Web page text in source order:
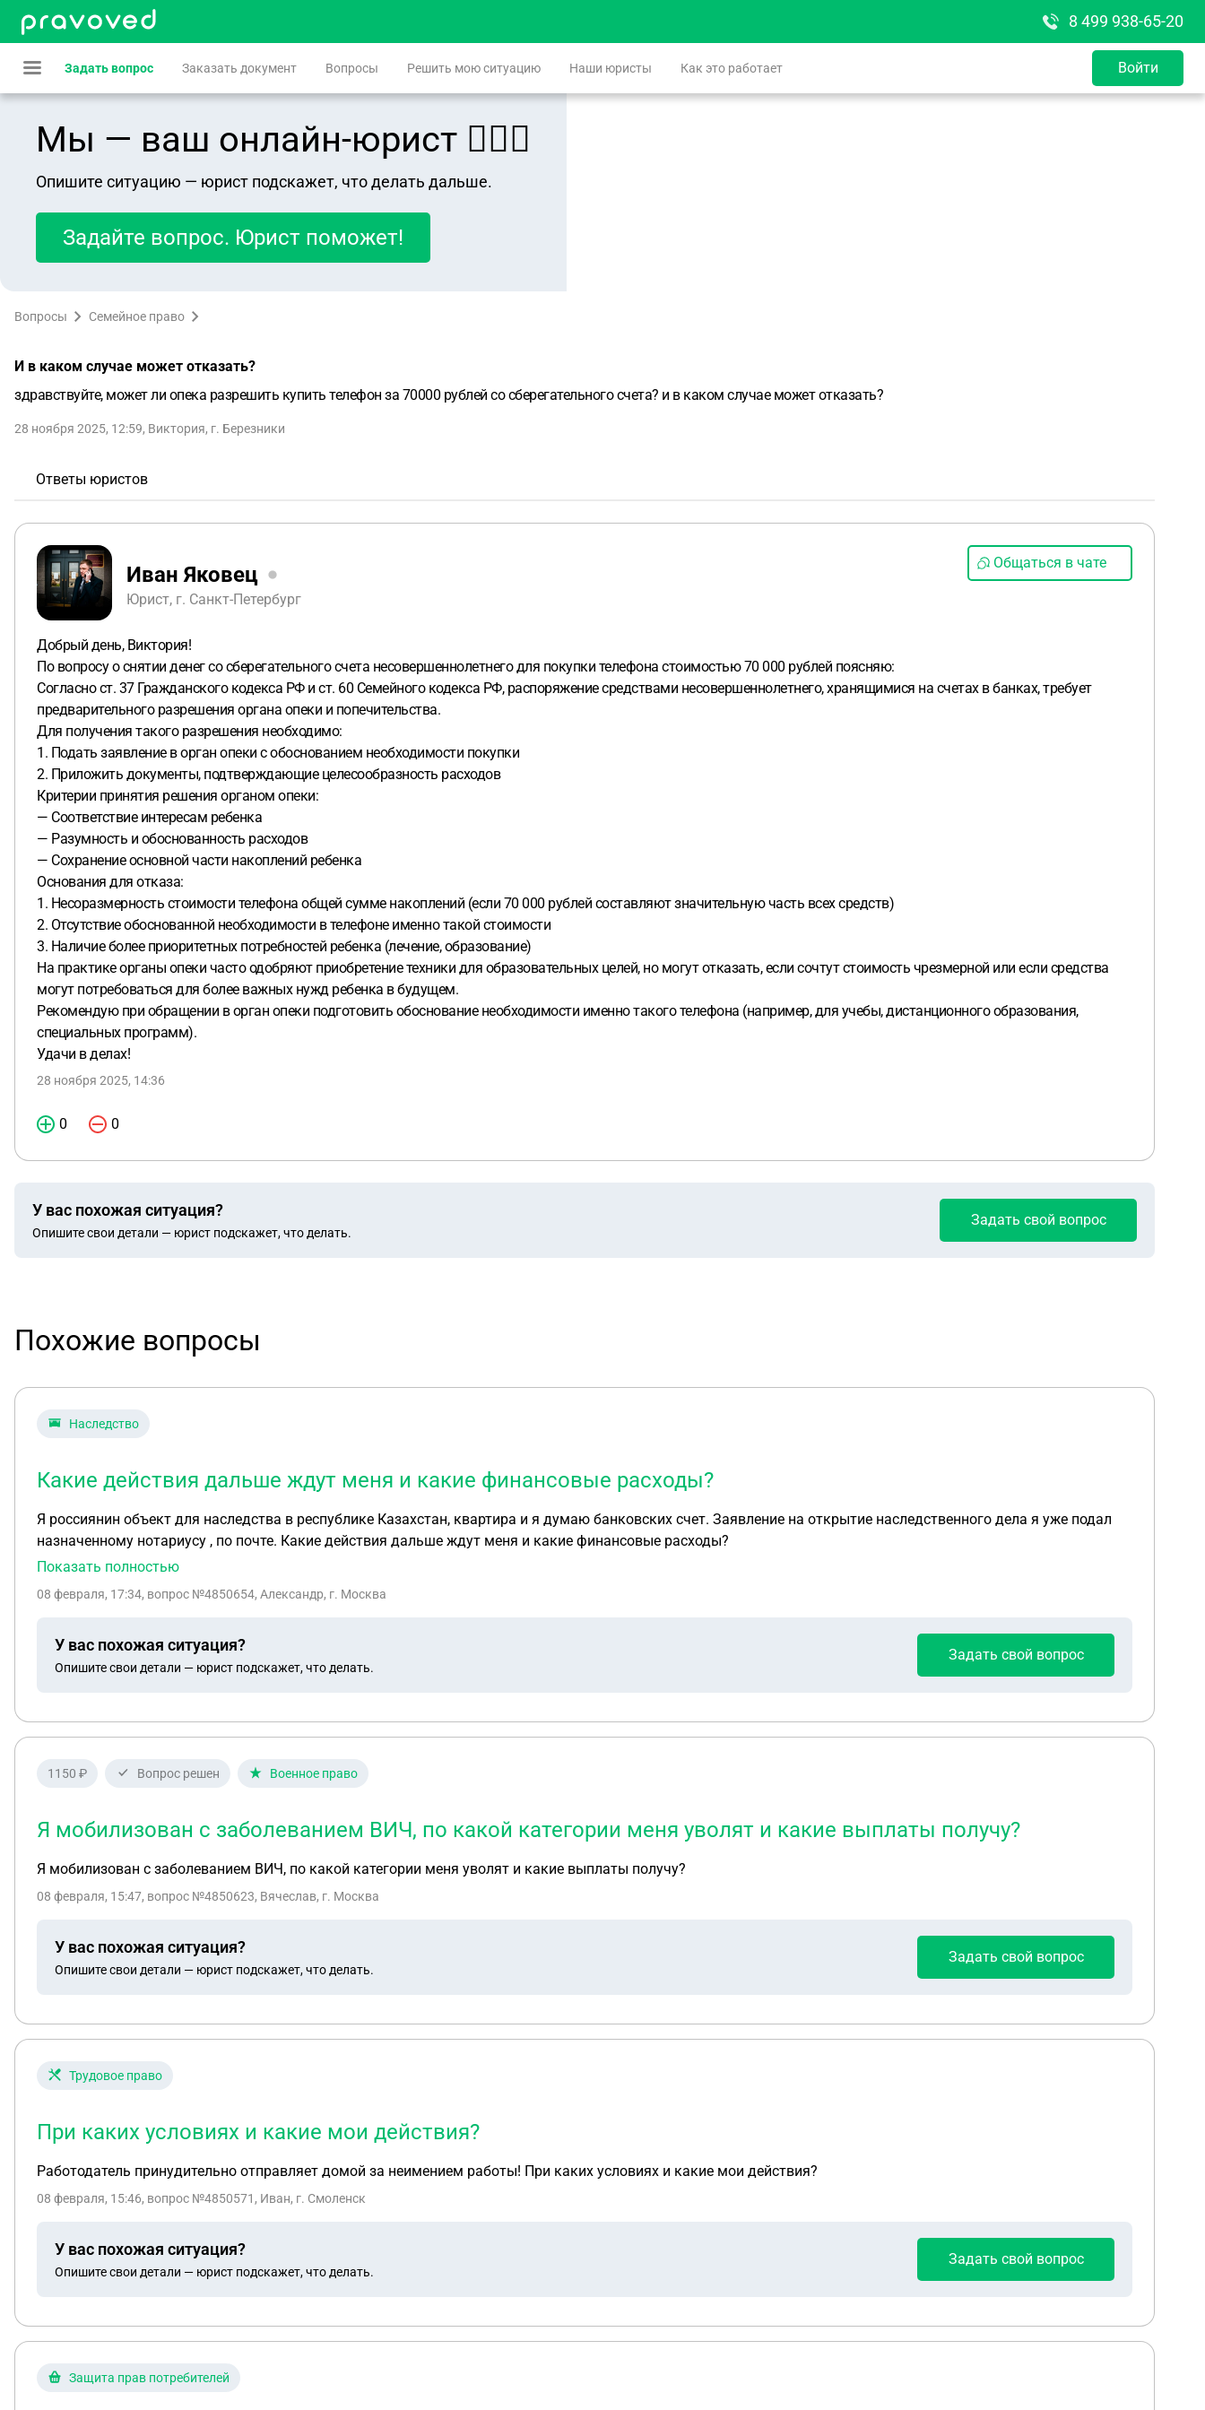
8 499 938-65-20
Задать вопрос Заказать документ Вопросы Решить мою ситуацию Наши юристы Как это работает Войти
Мы — ваш онлайн-юрист 👨🏻‍⚖️
Опишите ситуацию — юрист подскажет, что делать дальше.
Задайте вопрос. Юрист поможет!
Вопросы Семейное право
И в каком случае может отказать?
здравствуйте, может ли опека разрешить купить телефон за 70000 рублей со сберегательного счета? и в каком случае может отказать?
28 ноября 2025, 12:59, Виктория, г. Березники
Ответы юристов
Иван Яковец
Юрист, г. Санкт-Петербург
Общаться в чате
Добрый день, Виктория!
По вопросу о снятии денег со сберегательного счета несовершеннолетнего для покупки телефона стоимостью 70 000 рублей поясняю:
Согласно ст. 37 Гражданского кодекса РФ и ст. 60 Семейного кодекса РФ, распоряжение средствами несовершеннолетнего, хранящимися на счетах в банках, требует
предварительного разрешения органа опеки и попечительства.
Для получения такого разрешения необходимо:
1. Подать заявление в орган опеки с обоснованием необходимости покупки
2. Приложить документы, подтверждающие целесообразность расходов
Критерии принятия решения органом опеки:
— Соответствие интересам ребенка
— Разумность и обоснованность расходов
— Сохранение основной части накоплений ребенка
Основания для отказа:
1. Несоразмерность стоимости телефона общей сумме накоплений (если 70 000 рублей составляют значительную часть всех средств)
2. Отсутствие обоснованной необходимости в телефоне именно такой стоимости
3. Наличие более приоритетных потребностей ребенка (лечение, образование)
На практике органы опеки часто одобряют приобретение техники для образовательных целей, но могут отказать, если сочтут стоимость чрезмерной или если средства
могут потребоваться для более важных нужд ребенка в будущем.
Рекомендую при обращении в орган опеки подготовить обоснование необходимости именно такого телефона (например, для учебы, дистанционного образования,
специальных программ).
Удачи в делах!
28 ноября 2025, 14:36
0 0
У вас похожая ситуация?
Опишите свои детали — юрист подскажет, что делать.
Задать свой вопрос
Похожие вопросы
Наследство
Какие действия дальше ждут меня и какие финансовые расходы?
Я россиянин объект для наследства в республике Казахстан, квартира и я думаю банковских счет. Заявление на открытие наследственного дела я уже подал
назначенному нотариусу , по почте. Какие действия дальше ждут меня и какие финансовые расходы?
Показать полностью
08 февраля, 17:34, вопрос №4850654, Александр, г. Москва
У вас похожая ситуация?
Опишите свои детали — юрист подскажет, что делать.
Задать свой вопрос
1150 ₽ Вопрос решен Военное право
Я мобилизован с заболеванием ВИЧ, по какой категории меня уволят и какие выплаты получу?
Я мобилизован с заболеванием ВИЧ, по какой категории меня уволят и какие выплаты получу?
08 февраля, 15:47, вопрос №4850623, Вячеслав, г. Москва
У вас похожая ситуация?
Опишите свои детали — юрист подскажет, что делать.
Задать свой вопрос
Трудовое право
При каких условиях и какие мои действия?
Работодатель принудительно отправляет домой за неимением работы! При каких условиях и какие мои действия?
08 февраля, 15:46, вопрос №4850571, Иван, г. Смоленск
У вас похожая ситуация?
Опишите свои детали — юрист подскажет, что делать.
Задать свой вопрос
Защита прав потребителей